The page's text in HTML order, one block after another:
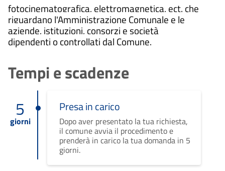
fotocinematografica, elettromagnetica, ect. che
riguardano l'Amministrazione Comunale e le
aziende, istituzioni, consorzi e società
dipendenti o controllati dal Comune.
Tempi e scadenze
5
giorni
Presa in carico
Dopo aver presentato la tua richiesta,
il comune avvia il procedimento e
prenderà in carico la tua domanda in 5
giorni.